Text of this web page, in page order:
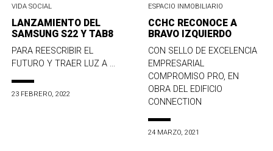
VIDA SOCIAL
LANZAMIENTO DEL
SAMSUNG S22 Y TAB8
PARA REESCRIBIR EL
FUTURO Y TRAER LUZ A ...
23 FEBRERO, 2022
ESPACIO INMOBILIARIO
CCHC RECONOCE A
BRAVO IZQUIERDO
CON SELLO DE EXCELENCIA
EMPRESARIAL
COMPROMISO PRO, EN
OBRA DEL EDIFICIO
CONNECTION
24 MARZO, 2021